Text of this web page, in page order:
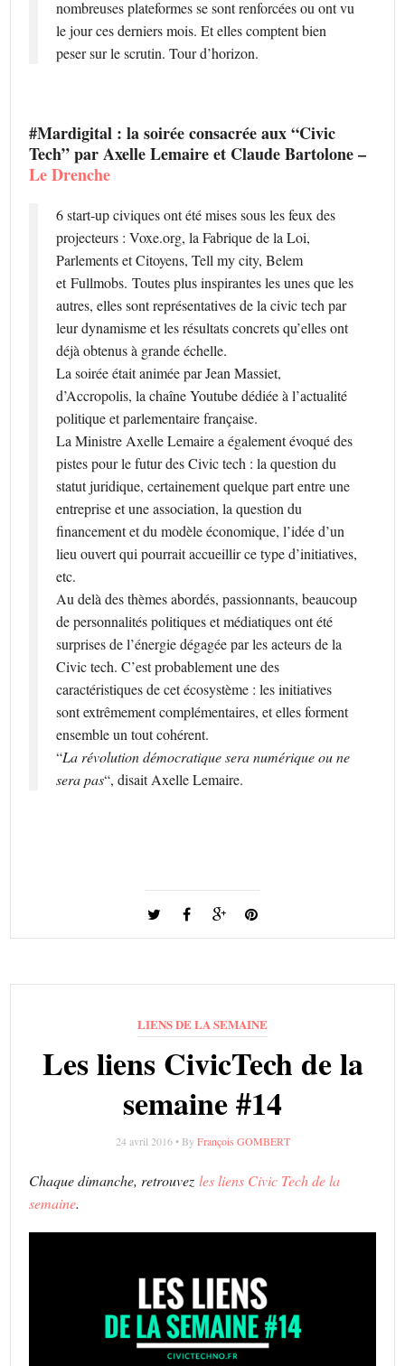
nombreuses plateformes se sont renforcées ou ont vu
le jour ces derniers mois. Et elles comptent bien
peser sur le scrutin. Tour d’horizon.
#Mardigital : la soirée consacrée aux “Civic
Tech” par Axelle Lemaire et Claude Bartolone –
Le Drenche
6 start-up civiques ont été mises sous les feux des
projecteurs : Voxe.org, la Fabrique de la Loi,
Parlements et Citoyens, Tell my city, Belem
et Fullmobs. Toutes plus inspirantes les unes que les
autres, elles sont représentatives de la civic tech par
leur dynamisme et les résultats concrets qu’elles ont
déjà obtenus à grande échelle.
La soirée était animée par Jean Massiet,
d’Accropolis, la chaîne Youtube dédiée à l’actualité
politique et parlementaire française.
La Ministre Axelle Lemaire a également évoqué des
pistes pour le futur des Civic tech : la question du
statut juridique, certainement quelque part entre une
entreprise et une association, la question du
financement et du modèle économique, l’idée d’un
lieu ouvert qui pourrait accueillir ce type d’initiatives,
etc.
Au delà des thèmes abordés, passionnants, beaucoup
de personnalités politiques et médiatiques ont été
surprises de l’énergie dégagée par les acteurs de la
Civic tech. C’est probablement une des
caractéristiques de cet écosystème : les initiatives
sont extrêmement complémentaires, et elles forment
ensemble un tout cohérent.
“La révolution démocratique sera numérique ou ne
sera pas“, disait Axelle Lemaire.
LIENS DE LA SEMAINE
Les liens CivicTech de la
semaine #14
24 avril 2016 • By François GOMBERT
Chaque dimanche, retrouvezles liens Civic Tech de la
semaine.